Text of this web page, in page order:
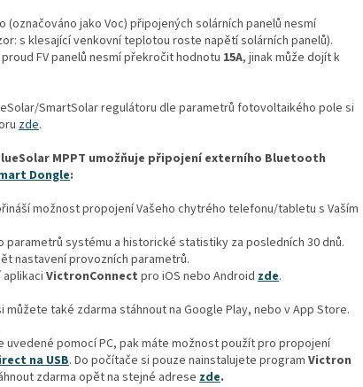
(označováno jako Voc) připojených solárních panelů nesmí
s klesající venkovní teplotou roste napětí solárních panelů).
FV panelů nesmí překročit hodnotu 15A, jinak může dojít k
SmartSolar regulátoru dle parametrů fotovoltaikého pole si
zde.
MPPT umožňuje připojení externího Bluetooth
Dongle:
možnost propojení Vašeho chytrého telefonu/tabletu s Vaším
parametrů systému a historické statistiky za posledních 30 dnů.
nastavení provozních parametrů.
VictronConnect pro iOS nebo Android zde.
můžete také zdarma stáhnout na Google Play, nebo v App Store.
pomocí PC, pak máte možnost použít pro propojení
na USB. Do počítače si pouze nainstalujete program Victron
zdarma opět na stejné adrese zde.